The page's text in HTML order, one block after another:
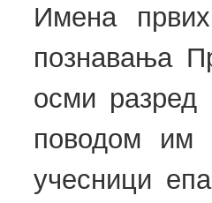
Имена
познавања
осми разред
поводом им
учесници